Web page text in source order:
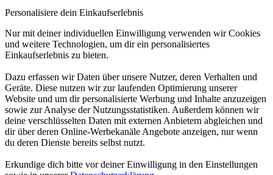
Personalisiere dein Einkaufserlebnis
Nur mit deiner individuellen Einwilligung verwenden wir Cookies
und weitere Technologien, um dir ein personalisiertes
Einkaufserlebnis zu bieten.
Dazu erfassen wir Daten über unsere Nutzer, deren Verhalten und
Geräte. Diese nutzen wir zur laufenden Optimierung unserer
Website und um dir personalisierte Werbung und Inhalte anzuzeigen
sowie zur Analyse der Nutzungsstatistiken. Außerdem können wir
deine verschlüsselten Daten mit externen Anbietern abgleichen und
dir über deren Online-Werbekanäle Angebote anzeigen, nur wenn
du deren Dienste bereits selbst nutzt.
Erkundige dich bitte vor deiner Einwilligung in den Einstellungen